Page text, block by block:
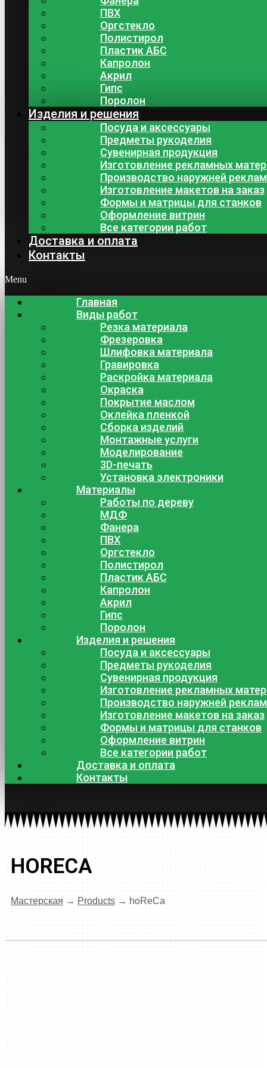
ПВХ
Оргстекло
Полистирол
Пластик АБС
Капролон
Акрил
Гипс
Поролон
Изделия и решения
Посуда и аксессуары
Предметы рукоделия
Сувенирная продукция
Изготовление рекламных
Производство наружней
Изготовление макетов на заказ
Формы и матрицы для станков
Оформление витрин
Все категории работ
Доставка и оплата
Контакты
Menu
Главная
Виды работ
Резка материала
Фрезеровка
Шлифовка материала
Гравировка
Раскройка материала
Окраска
Покрытие маслом
Оклейка пленкой
Сборка изделий
Монтажные услуги
Моделирование
3D-печать
Установка электроники
Материалы
Работы по дереву
МДФ
Фанера
ПВХ
Оргстекло
Полистирол
Пластик АБС
Капролон
Акрил
Гипс
Поролон
Изделия и решения
Посуда и аксессуары
Предметы рукоделия
Сувенирная продукция
Изготовление рекламных
Производство наружней
Изготовление макетов на заказ
Формы и матрицы для станков
Оформление витрин
Все категории работ
Доставка и оплата
Контакты
HORECA
Мастерская → Products→hoReCa